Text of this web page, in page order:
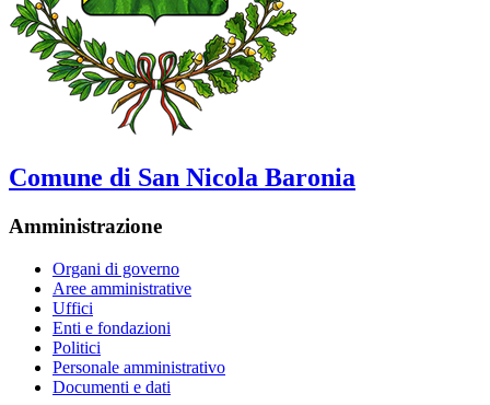
Comune di San Nicola Baronia
Amministrazione
Organi di governo
Aree amministrative
Uffici
Enti e fondazioni
Politici
Personale amministrativo
Documenti e dati